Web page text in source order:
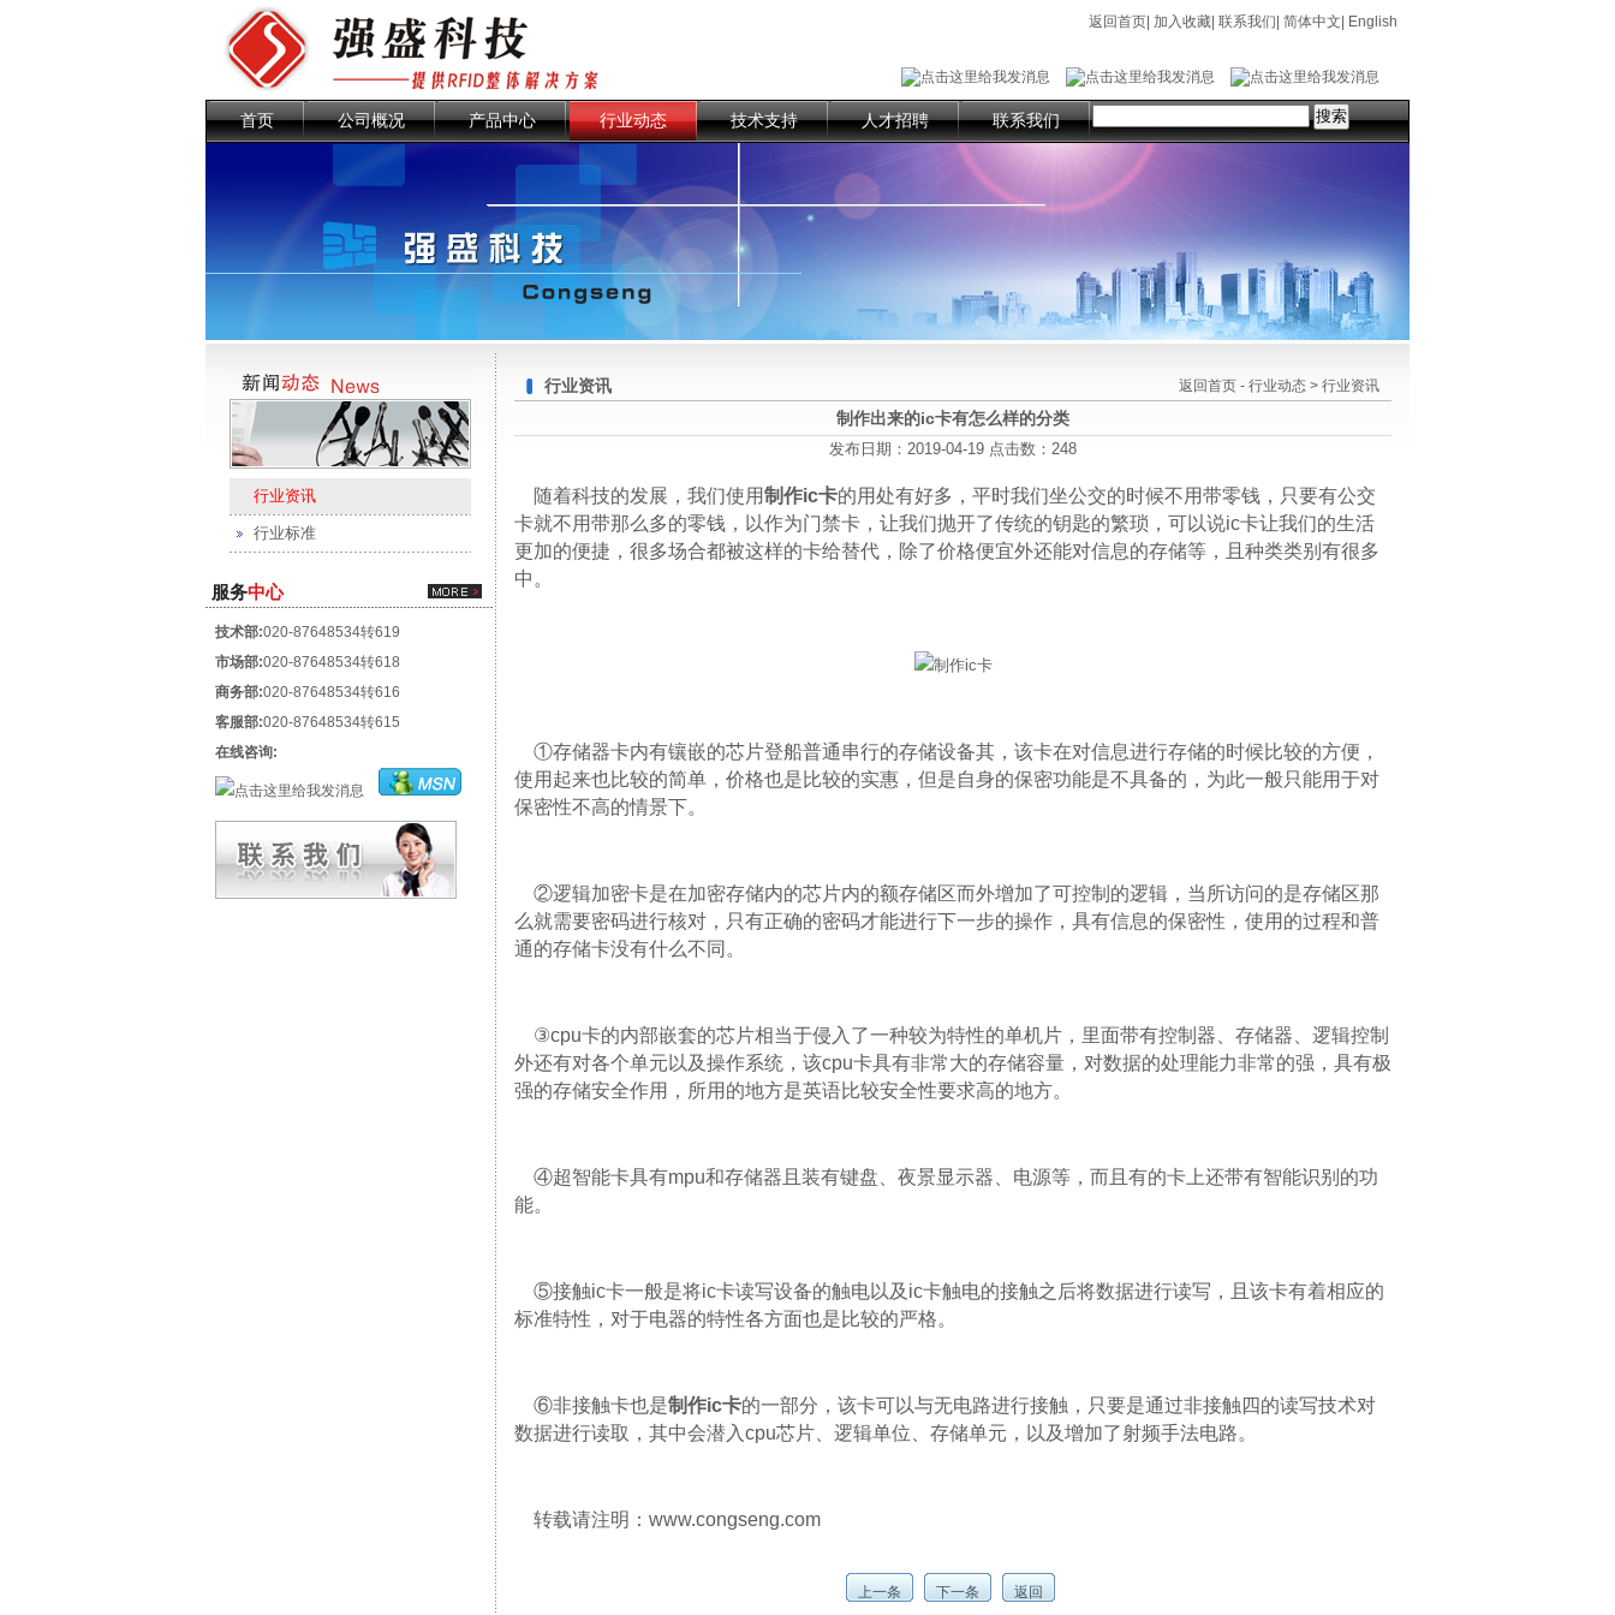
返回首页 加入收藏 联系我们 简体中文 English
首页 公司概况 产品中心 行业动态 技术支持 人才招聘 联系我们
行业资讯
行业标准
服务中心
技术部:020-87648534转619
市场部:020-87648534转618
商务部:020-87648534转616
客服部:020-87648534转615
在线咨询:
行业资讯 返回首页 - 行业动态 > 行业资讯
制作出来的ic卡有怎么样的分类
发布日期：2019-04-19 点击数： 248
随着科技的发展，我们使用制作ic卡的用处有好多，平时我们坐公交的时候不用带零钱，只要有公交
卡就不用带那么多的零钱，以作为门禁卡，让我们抛开了传统的钥匙的繁琐，可以说ic卡让我们的生活
更加的便捷，很多场合都被这样的卡给替代，除了价格便宜外还能对信息的存储等，且种类类别有很多
中。
①存储器卡内有镶嵌的芯片登船普通串行的存储设备其，该卡在对信息进行存储的时候比较的方便，
使用起来也比较的简单，价格也是比较的实惠，但是自身的保密功能是不具备的，为此一般只能用于对
保密性不高的情景下。
②逻辑加密卡是在加密存储内的芯片内的额存储区而外增加了可控制的逻辑，当所访问的是存储区那
么就需要密码进行核对，只有正确的密码才能进行下一步的操作，具有信息的保密性，使用的过程和普
通的存储卡没有什么不同。
③cpu卡的内部嵌套的芯片相当于侵入了一种较为特性的单机片，里面带有控制器、存储器、逻辑控制
外还有对各个单元以及操作系统，该cpu卡具有非常大的存储容量，对数据的处理能力非常的强，具有极
强的存储安全作用，所用的地方是英语比较安全性要求高的地方。
④超智能卡具有mpu和存储器且装有键盘、夜景显示器、电源等，而且有的卡上还带有智能识别的功
能。
⑤接触ic卡一般是将ic卡读写设备的触电以及ic卡触电的接触之后将数据进行读写，且该卡有着相应的
标准特性，对于电器的特性各方面也是比较的严格。
⑥非接触卡也是制作ic卡的一部分，该卡可以与无电路进行接触，只要是通过非接触四的读写技术对
数据进行读取，其中会潜入cpu芯片、逻辑单位、存储单元，以及增加了射频手法电路。
转载请注明：www.congseng.com
上一条 下一条 返回